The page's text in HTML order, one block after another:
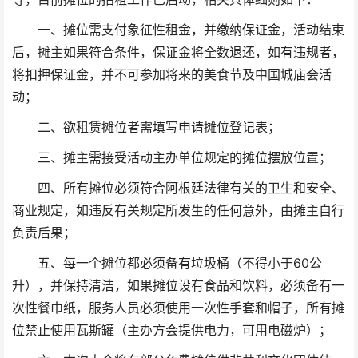
一、摊位需支付象征性租金，并缴纳保证金，活动结束
后，摊主如果符合条件，保证金将全数退还，如有违规者，
将扣押保证金，并不可参加将来的美食节及中国城庙会活
动；
二、欲租赁摊位者需填写申请摊位登记表；
三、摊主需接受活动主办单位规定的摊位摆放位置；
四、所有摊位必须符合阿根廷法律有关的卫生和安全、
商业规定，如违反有关规定所发生的任何意外，由摊主自行
负责后果；
五、每一个摊位都必须备有垃圾桶（不得小于60公
升），并保持清洁，如果摊位设有食品和饮料，必须备有一
次性餐巾纸，服务人员必须使用一次性手套和帽子，所有摊
位禁止使用瓦斯罐（主办方会提供电力，可用电磁炉）；